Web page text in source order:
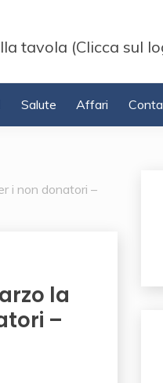
tavola (Clicca sul
Salute Affari
i non donatori –
la
–